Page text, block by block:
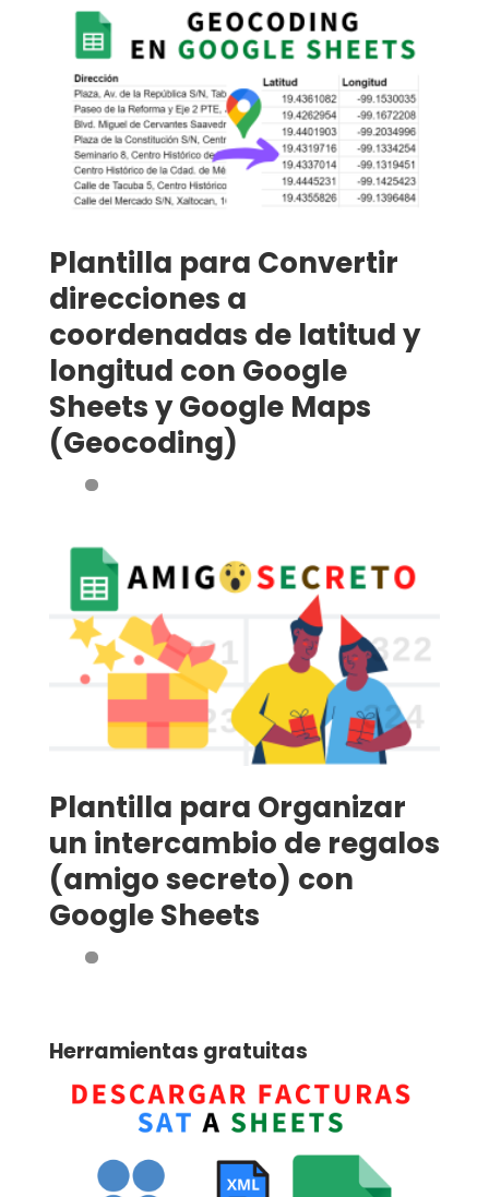
Plantilla para Convertir
direcciones a
coordenadas de latitud y
longitud con Google
Sheets y Google Maps
(Geocoding)
Plantilla para Organizar
un intercambio de regalos
(amigo secreto) con
Google Sheets
Herramientas gratuitas